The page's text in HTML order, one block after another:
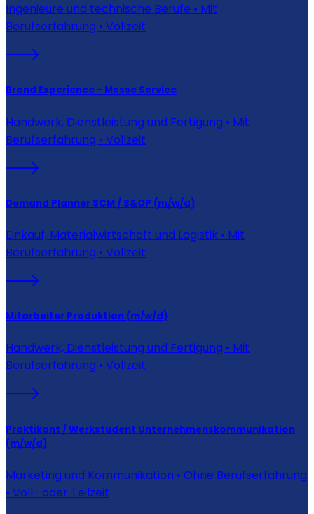
Ingenieure und technische Berufe • Mit
Berufserfahrung • Vollzeit
Brand Experience - Messe Service
Handwerk, Dienstleistung und Fertigung • Mit
Berufserfahrung • Vollzeit
Demand Planner SCM / S&OP (m/w/d)
Einkauf, Materialwirtschaft und Logistik • Mit
Berufserfahrung • Vollzeit
Mitarbeiter Produktion (m/w/d)
Handwerk, Dienstleistung und Fertigung • Mit
Berufserfahrung • Vollzeit
Praktikant / Werkstudent Unternehmenskommunikation
(m/w/d)
Marketing und Kommunikation • Ohne Berufserfahrung
• Voll- oder Teilzeit